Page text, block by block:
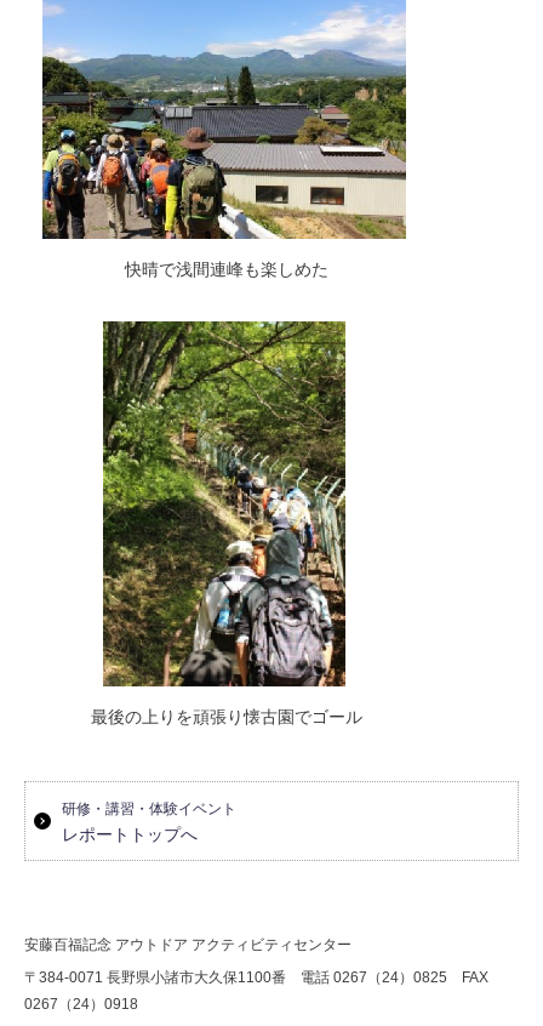
快晴で浅間連峰も楽しめた
最後の上りを頑張り懐古園でゴール
研修・講習・体験イベント
レポートトップへ
安藤百福記念 アウトドア アクティビティセンター
〒384-0071 長野県小諸市大久保1100番 電話 0267（24）0825 FAX
0267（24）0918